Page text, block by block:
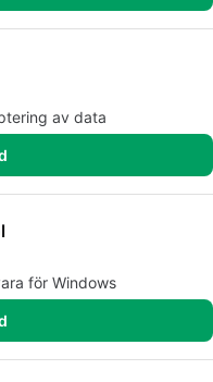
av data
för Windows